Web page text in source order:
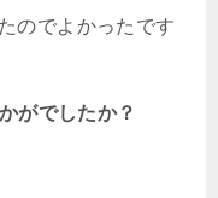
のでよかったです
がでしたか？